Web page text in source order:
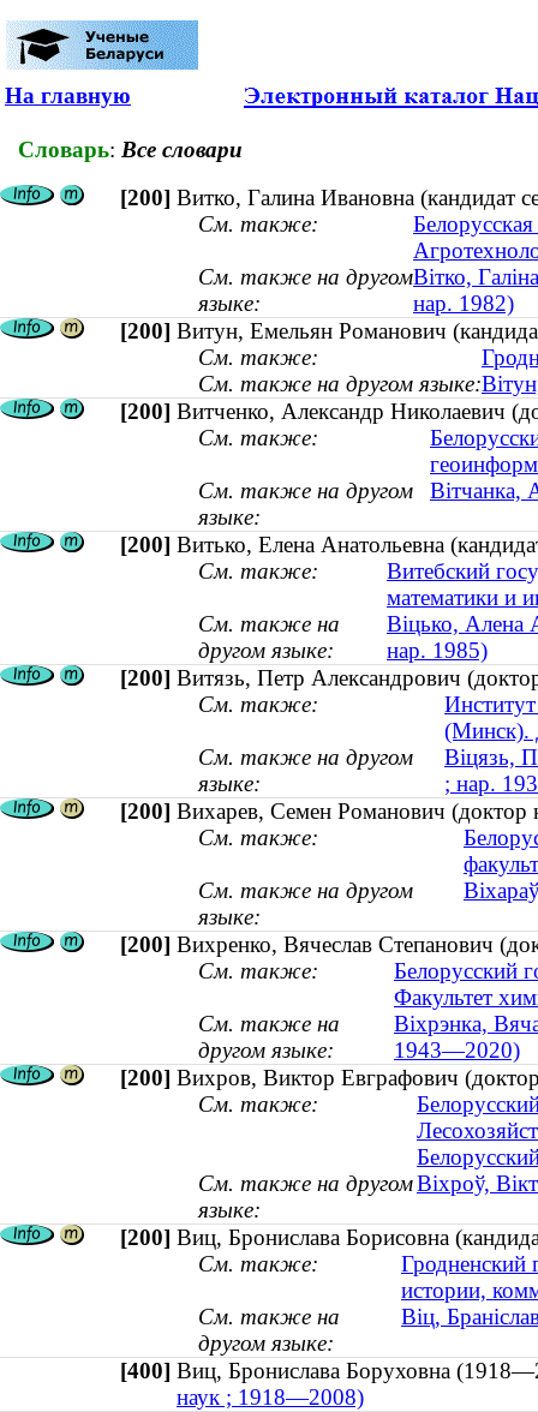
На главную
Словарь: Все словари
[200] Витко, Галина Ивановна (кандидат
См. также:
См. также на другом
языке:
Вітко,
нар. 1982)
[200] Витун, Емельян Романович
См. также:
См. также на другом языке:
[200] Витченко, Александр Николаевич
См. также:
См. также на другом
языке:
Вітчанка,
[200] Витько, Елена Анатольевна
См. также:
Витебский
математики и
См. также на
другом языке:
Віцько, Алена
нар. 1985)
[200] Витязь, Петр Александрович
См. также:
(Минск).
См. также на другом
языке:
Віцязь,
; нар.
[200] Вихарев, Семен Романович
См. также:
См. также на другом
языке:
[200] Вихренко, Вячеслав Степанович
См. также:
Белорусский
Факультет
См. также на
другом языке:
Віхрэнка,
1943—2020)
[200] Вихров, Виктор Евграфович
См. также:
См. также на другом
языке:
Віхроў,
[200] Виц, Бронислава Борисовна
См. также:
Гродненский
истории,
См. также на
другом языке:
Віц,
[400] Виц, Бронислава Боруховна
наук ; 1918—2008)